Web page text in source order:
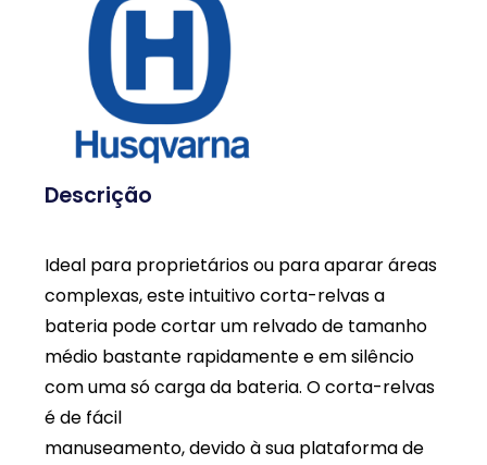
Descrição
Ideal para proprietários ou para aparar áreas
complexas, este intuitivo corta-relvas a
bateria pode cortar um relvado de tamanho
médio bastante rapidamente e em silêncio
com uma só carga da bateria. O corta-relvas
é de fácil
manuseamento, devido à sua plataforma de